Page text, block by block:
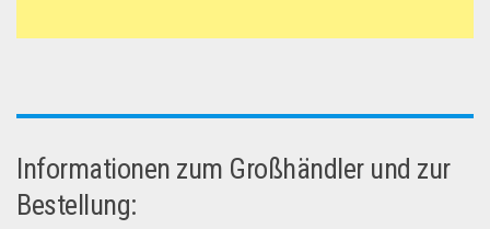
Informationen zum Großhändler und zur
Bestellung: